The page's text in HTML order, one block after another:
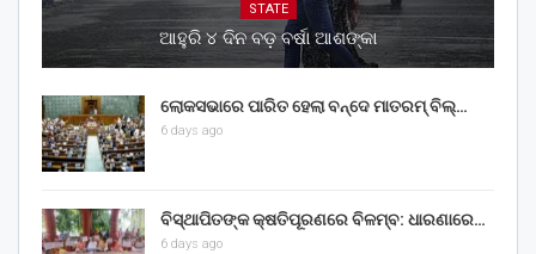
STATE
ଆହୁରି ୪ ଦିନ ବଡ଼ ବର୍ଷା ଆଶଙ୍କା
ଲୋକସଭାରେ ପାରିତ ହେଲା ବନ୍ଦେ ମାତରମ୍‌ ବିଲ୍‌…
6 days ago
ବିସ୍ଥାପିତଙ୍କ କ୍ଷତିପୂରଣରେ ବିଳମ୍ବ: ଧାରଣାରେ…
6 days ago